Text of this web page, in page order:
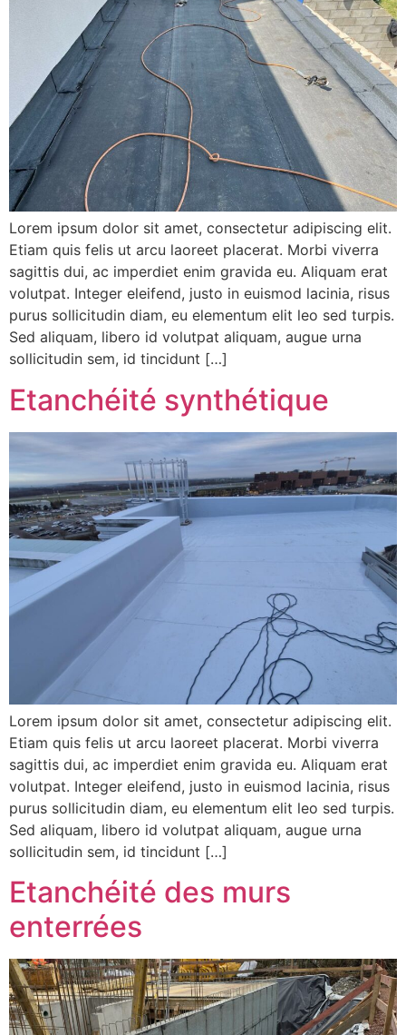
Lorem ipsum dolor sit amet, consectetur adipiscing elit.
Etiam quis felis ut arcu laoreet placerat. Morbi viverra
sagittis dui, ac imperdiet enim gravida eu. Aliquam erat
volutpat. Integer eleifend, justo in euismod lacinia, risus
purus sollicitudin diam, eu elementum elit leo sed turpis.
Sed aliquam, libero id volutpat aliquam, augue urna
sollicitudin sem, id tincidunt […]
Etanchéité synthétique
Lorem ipsum dolor sit amet, consectetur adipiscing elit.
Etiam quis felis ut arcu laoreet placerat. Morbi viverra
sagittis dui, ac imperdiet enim gravida eu. Aliquam erat
volutpat. Integer eleifend, justo in euismod lacinia, risus
purus sollicitudin diam, eu elementum elit leo sed turpis.
Sed aliquam, libero id volutpat aliquam, augue urna
sollicitudin sem, id tincidunt […]
Etanchéité des murs
enterrées